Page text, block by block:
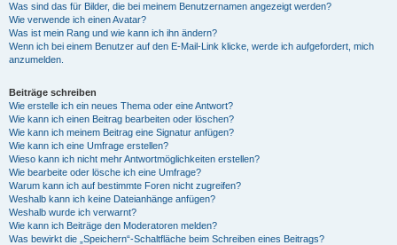
Was sind das für Bilder, die bei meinem Benutzernamen angezeigt werden?
Wie verwende ich einen Avatar?
Was ist mein Rang und wie kann ich ihn ändern?
Wenn ich bei einem Benutzer auf den E-Mail-Link klicke, werde ich aufgefordert, mich
anzumelden.
Beiträge schreiben
Wie erstelle ich ein neues Thema oder eine Antwort?
Wie kann ich einen Beitrag bearbeiten oder löschen?
Wie kann ich meinem Beitrag eine Signatur anfügen?
Wie kann ich eine Umfrage erstellen?
Wieso kann ich nicht mehr Antwortmöglichkeiten erstellen?
Wie bearbeite oder lösche ich eine Umfrage?
Warum kann ich auf bestimmte Foren nicht zugreifen?
Weshalb kann ich keine Dateianhänge anfügen?
Weshalb wurde ich verwarnt?
Wie kann ich Beiträge den Moderatoren melden?
Was bewirkt die „Speichern“-Schaltfläche beim Schreiben eines Beitrags?